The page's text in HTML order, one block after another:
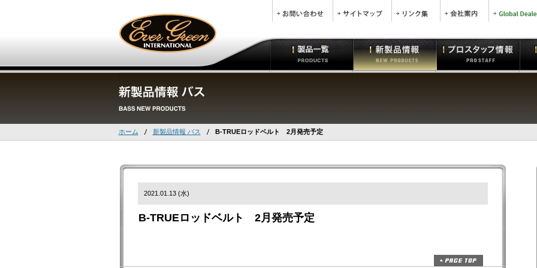
ホーム 新製品情報 バス B-TRUEロッドベルト 2月発売予定
2021.01.13 (水)
B-TRUEロッドベルト 2月発売予定